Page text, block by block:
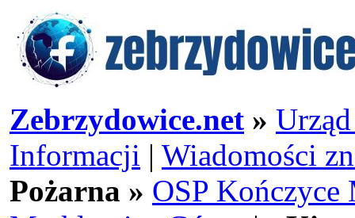
Zebrzydowice.net »
Informacji | Wiadomości
Pożarna » OSP Kończyce